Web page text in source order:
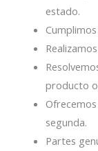
estado.
producto
segunda.
Partes